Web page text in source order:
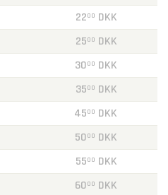
2200 DKK
2500 DKK
3000 DKK
3500 DKK
4500 DKK
5000 DKK
5500 DKK
6000 DKK